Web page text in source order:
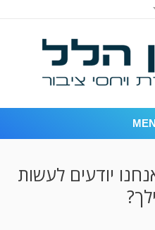
יודעים לעשות